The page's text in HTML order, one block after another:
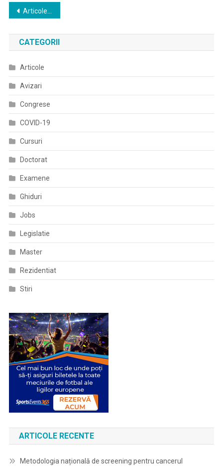
Navigare
în
articole
Articole mai vechi
CATEGORII
Articole
Avizari
Congrese
COVID-19
Cursuri
Doctorat
Examene
Ghiduri
Jobs
Legislatie
Master
Rezidentiat
Stiri
ARTICOLE RECENTE
Metodologia națională de screening pentru cancerul